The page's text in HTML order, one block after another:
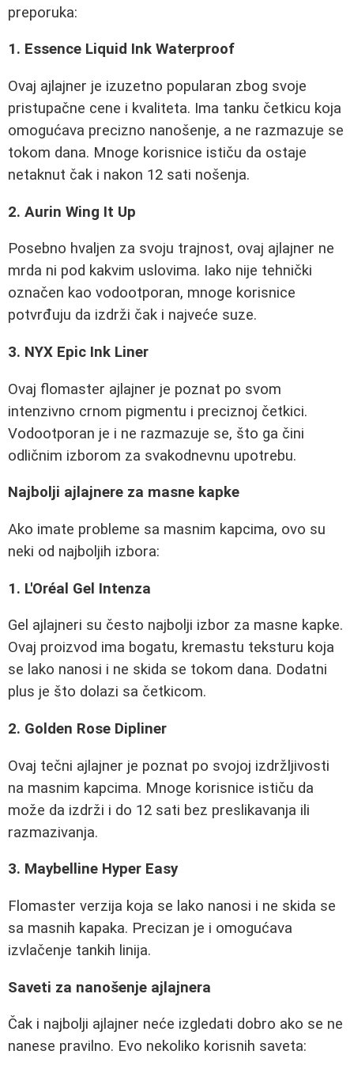
preporuka:
1. Essence Liquid Ink Waterproof
Ovaj ajlajner je izuzetno popularan zbog svoje
pristupačne cene i kvaliteta. Ima tanku četkicu koja
omogućava precizno nanošenje, a ne razmazuje se
tokom dana. Mnoge korisnice ističu da ostaje
netaknut čak i nakon 12 sati nošenja.
2. Aurin Wing It Up
Posebno hvaljen za svoju trajnost, ovaj ajlajner ne
mrda ni pod kakvim uslovima. Iako nije tehnički
označen kao vodootporan, mnoge korisnice
potvrđuju da izdrži čak i najveće suze.
3. NYX Epic Ink Liner
Ovaj flomaster ajlajner je poznat po svom
intenzivno crnom pigmentu i preciznoj četkici.
Vodootporan je i ne razmazuje se, što ga čini
odličnim izborom za svakodnevnu upotrebu.
Najbolji ajlajnere za masne kapke
Ako imate probleme sa masnim kapcima, ovo su
neki od najboljih izbora:
1. L'Oréal Gel Intenza
Gel ajlajneri su često najbolji izbor za masne kapke.
Ovaj proizvod ima bogatu, kremastu teksturu koja
se lako nanosi i ne skida se tokom dana. Dodatni
plus je što dolazi sa četkicom.
2. Golden Rose Dipliner
Ovaj tečni ajlajner je poznat po svojoj izdržljivosti
na masnim kapcima. Mnoge korisnice ističu da
može da izdrži i do 12 sati bez preslikavanja ili
razmazivanja.
3. Maybelline Hyper Easy
Flomaster verzija koja se lako nanosi i ne skida se
sa masnih kapaka. Precizan je i omogućava
izvlačenje tankih linija.
Saveti za nanošenje ajlajnera
Čak i najbolji ajlajner neće izgledati dobro ako se ne
nanese pravilno. Evo nekoliko korisnih saveta: